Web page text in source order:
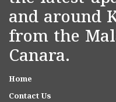
and around
from the
Canara.
Home
Contact Us